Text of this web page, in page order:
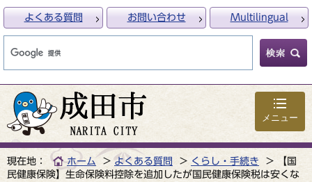
メニュー
よくある質問 お問い合わせ Multilingual
現在地： ホーム よくある質問 くらし・手続き
【国
民健康保険】生命保険料控除を追加したが国民健康保険税は安くな